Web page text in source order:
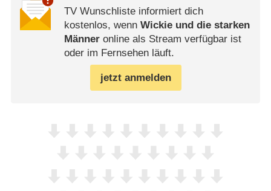
TV Wunschliste informiert dich
kostenlos, wenn Wickie und die starken
Männeronline als Stream verfügbar ist
oder im Fernsehen läuft.
jetzt anmelden